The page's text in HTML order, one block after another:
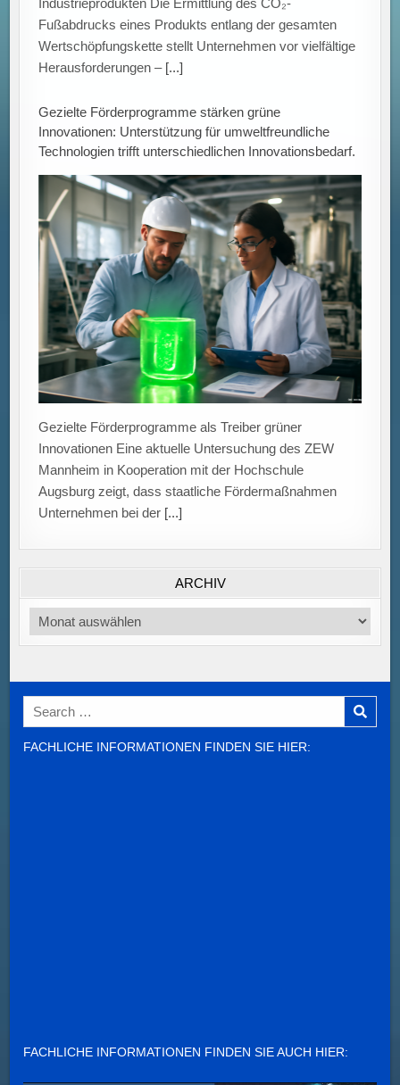
Industrieprodukten Die Ermittlung des CO₂-
Fußabdrucks eines Produkts entlang der gesamten
Wertschöpfungskette stellt Unternehmen vor vielfältige
Herausforderungen – [...]
Gezielte Förderprogramme stärken grüne
Innovationen: Unterstützung für umweltfreundliche
Technologien trifft unterschiedlichen Innovationsbedarf.
Gezielte Förderprogramme als Treiber grüner
Innovationen Eine aktuelle Untersuchung des ZEW
Mannheim in Kooperation mit der Hochschule
Augsburg zeigt, dass staatliche Fördermaßnahmen
Unternehmen bei der [...]
ARCHIV
Archiv
Search
for:
FACHLICHE INFORMATIONEN FINDEN SIE HIER:
FACHLICHE INFORMATIONEN FINDEN SIE AUCH HIER: